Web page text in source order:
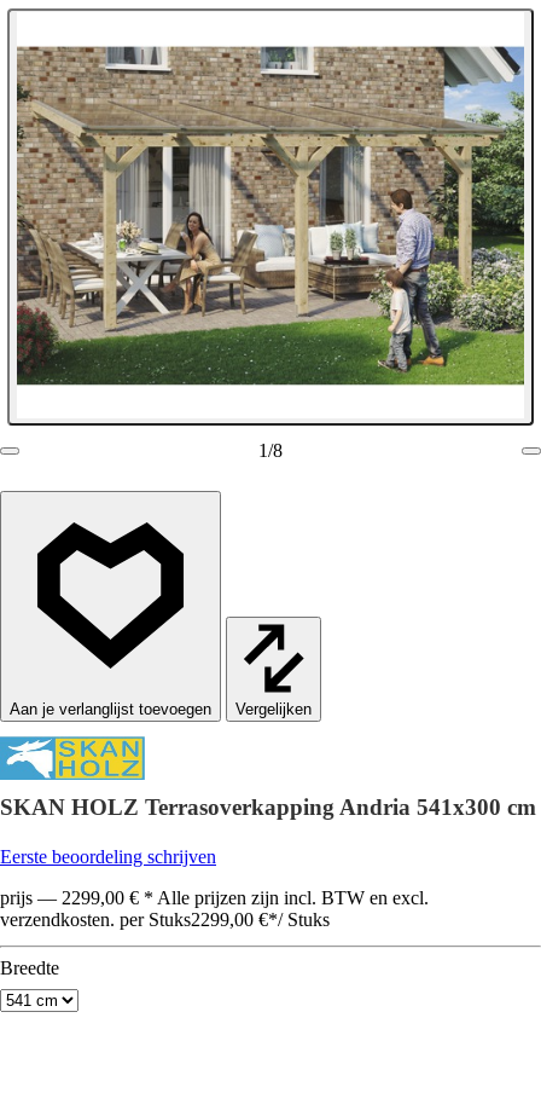
1/8
Vergelijken
SKAN HOLZ Terrasoverkapping Andria 541x300 cm
Eerste beoordeling schrijven
prijs — 2299,00 € * Alle prijzen zijn incl. BTW en excl.
verzendkosten. per Stuks2299,00 €*/ Stuks
Breedte